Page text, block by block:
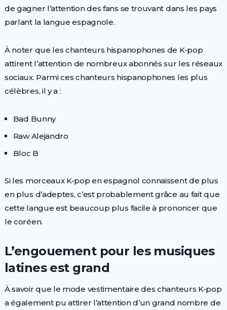
de gagner l’attention des fans se trouvant dans les pays
parlant la langue espagnole.
À noter que les chanteurs hispanophones de K-pop
attirent l’attention de nombreux abonnés sur les réseaux
sociaux. Parmi ces chanteurs hispanophones les plus
célèbres, il y a :
Bad Bunny
Raw Alejandro
Bloc B
Si les morceaux K-pop en espagnol connaissent de plus
en plus d’adeptes, c’est probablement grâce au fait que
cette langue est beaucoup plus facile à prononcer que
le coréen.
L’engouement pour les musiques
latines est grand
À savoir que le mode vestimentaire des chanteurs K-pop
a également pu attirer l’attention d’un grand nombre de